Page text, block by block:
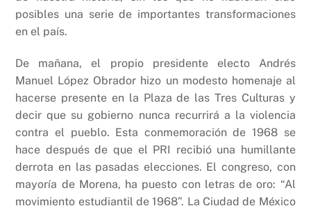
posibles una serie de importantes transformaciones
en el país.
De mañana, el propio presidente electo Andrés
Manuel López Obrador hizo un modesto homenaje al
hacerse presente en la Plaza de las Tres Culturas y
decir que su gobierno nunca recurrirá a la violencia
contra el pueblo. Esta conmemoración de 1968 se
hace después de que el PRI recibió una humillante
derrota en las pasadas elecciones. El congreso, con
mayoría de Morena, ha puesto con letras de oro: “Al
movimiento estudiantil de 1968”. La Ciudad de México